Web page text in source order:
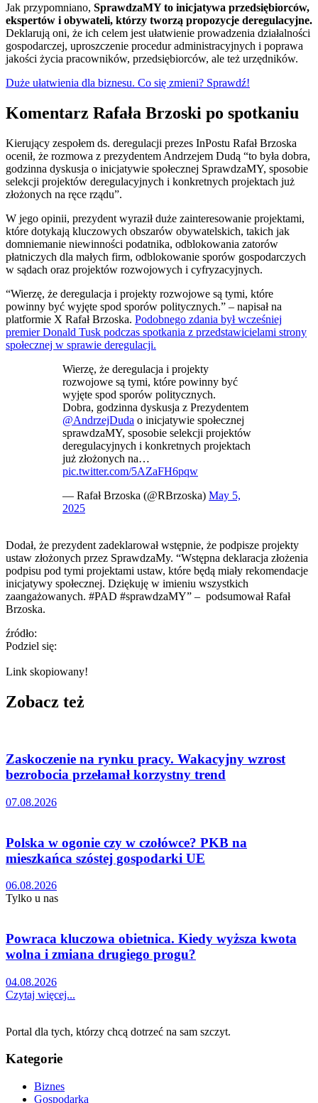
Jak przypomniano, SprawdzaMY to inicjatywa przedsiębiorców,
ekspertów i obywateli, którzy tworzą propozycje deregulacyjne.
Deklarują oni, że ich celem jest ułatwienie prowadzenia działalności
gospodarczej, uproszczenie procedur administracyjnych i poprawa
jakości życia pracowników, przedsiębiorców, ale też urzędników.
Duże ułatwienia dla biznesu. Co się zmieni? Sprawdź!
Komentarz Rafała Brzoski po spotkaniu
Kierujący zespołem ds. deregulacji prezes InPostu Rafał Brzoska
ocenił, że rozmowa z prezydentem Andrzejem Dudą “to była dobra,
godzinna dyskusja o inicjatywie społecznej SprawdzaMY, sposobie
selekcji projektów deregulacyjnych i konkretnych projektach już
złożonych na ręce rządu”.
W jego opinii, prezydent wyraził duże zainteresowanie projektami,
które dotykają kluczowych obszarów obywatelskich, takich jak
domniemanie niewinności podatnika, odblokowania zatorów
płatniczych dla małych firm, odblokowanie sporów gospodarczych
w sądach oraz projektów rozwojowych i cyfryzacyjnych.
“Wierzę, że deregulacja i projekty rozwojowe są tymi, które
powinny być wyjęte spod sporów politycznych.” – napisał na
platformie X Rafał Brzoska. Podobnego zdania był wcześniej
premier Donald Tusk podczas spotkania z przedstawicielami strony
społecznej w sprawie deregulacji.
Wierzę, że deregulacja i projekty
rozwojowe są tymi, które powinny być
wyjęte spod sporów politycznych.
Dobra, godzinna dyskusja z Prezydentem
@AndrzejDuda o inicjatywie społecznej
sprawdzaMY, sposobie selekcji projektów
deregulacyjnych i konkretnych projektach
już złożonych na…
pic.twitter.com/5AZaFH6pqw
— Rafał Brzoska (@RBrzoska) May 5,
2025
Dodał, że prezydent zadeklarował wstępnie, że podpisze projekty
ustaw złożonych przez SprawdzaMy. “Wstępna deklaracja złożenia
podpisu pod tymi projektami ustaw, które będą miały rekomendacje
inicjatywy społecznej. Dziękuję w imieniu wszystkich
zaangażowanych. #PAD #sprawdzaMY” – podsumował Rafał
Brzoska.
źródło:
Podziel się:
Link skopiowany!
Zobacz też
Zaskoczenie na rynku pracy. Wakacyjny wzrost
bezrobocia przełamał korzystny trend
07.08.2026
Polska w ogonie czy w czołówce? PKB na
mieszkańca szóstej gospodarki UE
06.08.2026
Tylko u nas
Powraca kluczowa obietnica. Kiedy wyższa kwota
wolna i zmiana drugiego progu?
04.08.2026
Czytaj więcej...
Portal dla tych, którzy chcą dotrzeć na sam szczyt.
Kategorie
Biznes
Gospodarka